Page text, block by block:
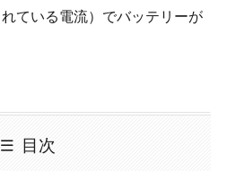
ている電流）でバッテリーが
目次